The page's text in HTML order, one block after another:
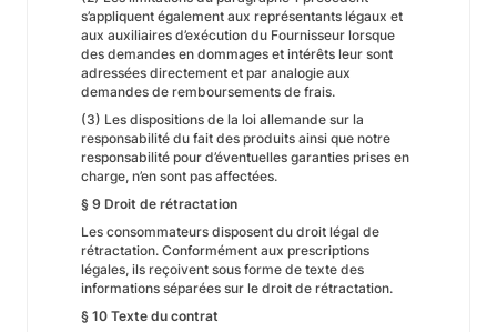
s’appliquent également aux représentants légaux et
aux auxiliaires d’exécution du Fournisseur lorsque
des demandes en dommages et intérêts leur sont
adressées directement et par analogie aux
demandes de remboursements de frais.
(3) Les dispositions de la loi allemande sur la
responsabilité du fait des produits ainsi que notre
responsabilité pour d’éventuelles garanties prises en
charge, n’en sont pas affectées.
§ 9 Droit de rétractation
Les consommateurs disposent du droit légal de
rétractation. Conformément aux prescriptions
légales, ils reçoivent sous forme de texte des
informations séparées sur le droit de rétractation.
§ 10 Texte du contrat